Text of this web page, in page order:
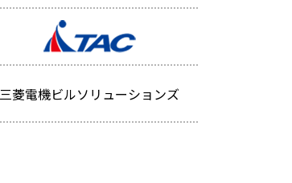
三菱電機ビルソリューションズ